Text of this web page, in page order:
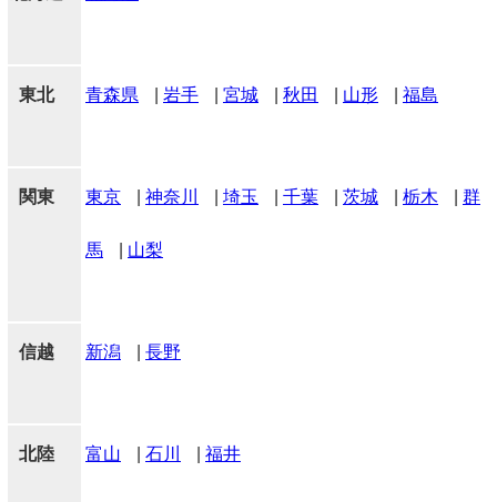
東北 青森県 岩手 宮城 秋田 山形 福島
関東 東京 神奈川 埼玉 千葉 茨城 栃木 群
馬 山梨
信越 新潟 長野
北陸 富山 石川 福井